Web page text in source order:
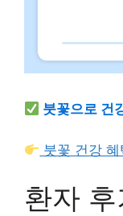
붓꽃으로 건
붓꽃 건강
환자